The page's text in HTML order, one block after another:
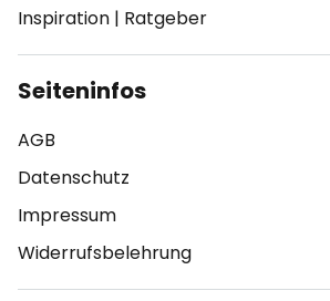
Inspiration | Ratgeber
Seiteninfos
AGB
Datenschutz
Impressum
Widerrufsbelehrung